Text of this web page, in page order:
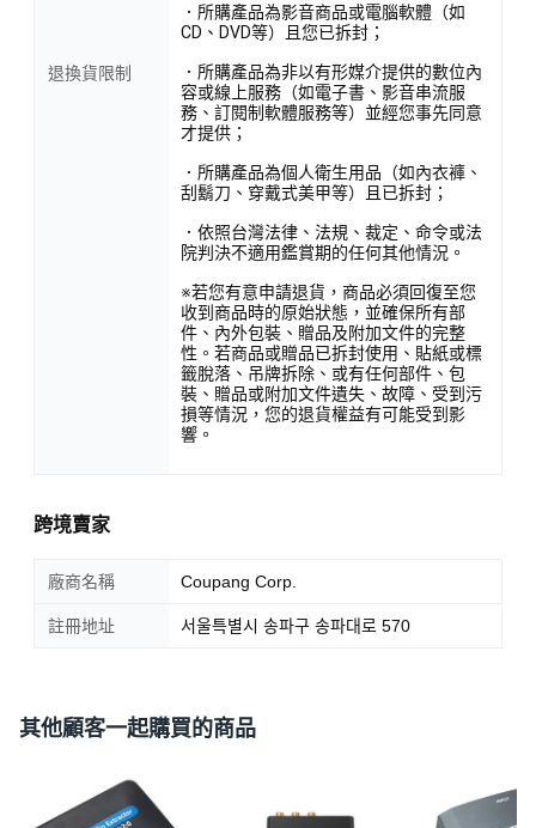
退換貨限制
．所購產品為影音商品或電腦軟體（如
CD、DVD等）且您已拆封；
．所購產品為非以有形媒介提供的數位內
容或線上服務（如電子書、影音串流服
務、訂閱制軟體服務等）並經您事先同意
才提供；
．所購產品為個人衛生用品（如內衣褲、
刮鬍刀、穿戴式美甲等）且已拆封；
．依照台灣法律、法規、裁定、命令或法
院判決不適用鑑賞期的任何其他情況。
※若您有意申請退貨，商品必須回復至您
收到商品時的原始狀態，並確保所有部
件、內外包裝、贈品及附加文件的完整
性。若商品或贈品已拆封使用、貼紙或標
籤脫落、吊牌拆除、或有任何部件、包
裝、贈品或附加文件遺失、故障、受到污
損等情況，您的退貨權益有可能受到影
響。
跨境賣家
廠商名稱 Coupang Corp.
註冊地址 서울특별시 송파구 송파대로 570
其他顧客一起購買的商品